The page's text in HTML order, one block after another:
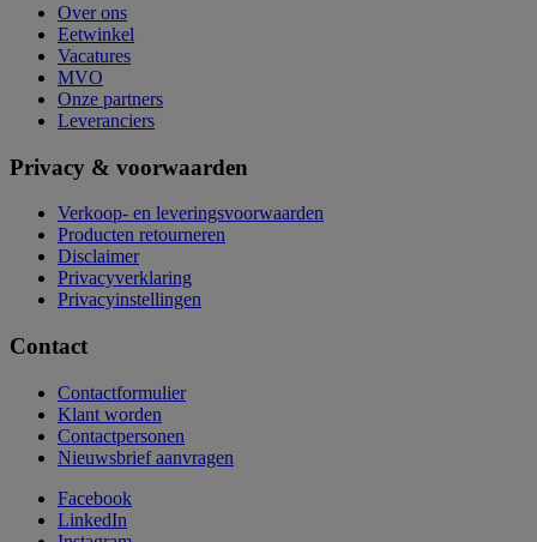
Over ons
Eetwinkel
Vacatures
MVO
Onze partners
Leveranciers
Privacy & voorwaarden
Verkoop- en leveringsvoorwaarden
Producten retourneren
Disclaimer
Privacyverklaring
Privacyinstellingen
Contact
Contactformulier
Klant worden
Contactpersonen
Nieuwsbrief aanvragen
Facebook
LinkedIn